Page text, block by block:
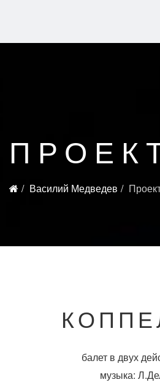
Василий Медведев
балет в двух
музыка: